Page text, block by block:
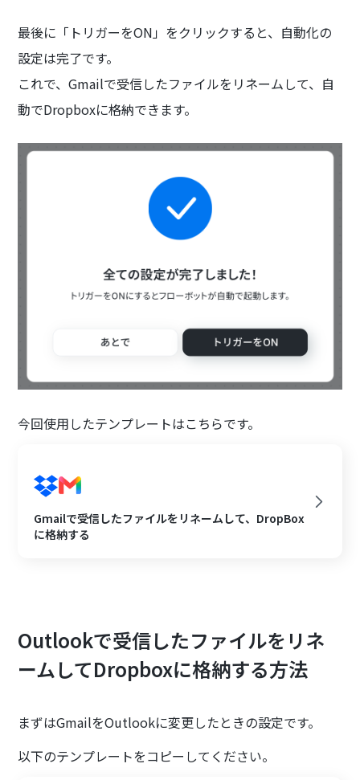
最後に「トリガーをON」をクリックすると、自動化の
設定は完了です。
これで、Gmailで受信したファイルをリネームして、自
動でDropboxに格納できます。
今回使用したテンプレートはこちらです。
Gmailで受信したファイルをリネームして、DropBox
に格納する
Outlookで受信したファイルをリネ
ームしてDropboxに格納する方法
まずはGmailをOutlookに変更したときの設定です。
以下のテンプレートをコピーしてください。